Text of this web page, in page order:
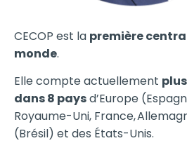
CECOP est la première
monde.
Elle compte actuellement
dans 8 paysd’Europe
Royaume-Uni, France,
(Brésil) et des États-Unis.